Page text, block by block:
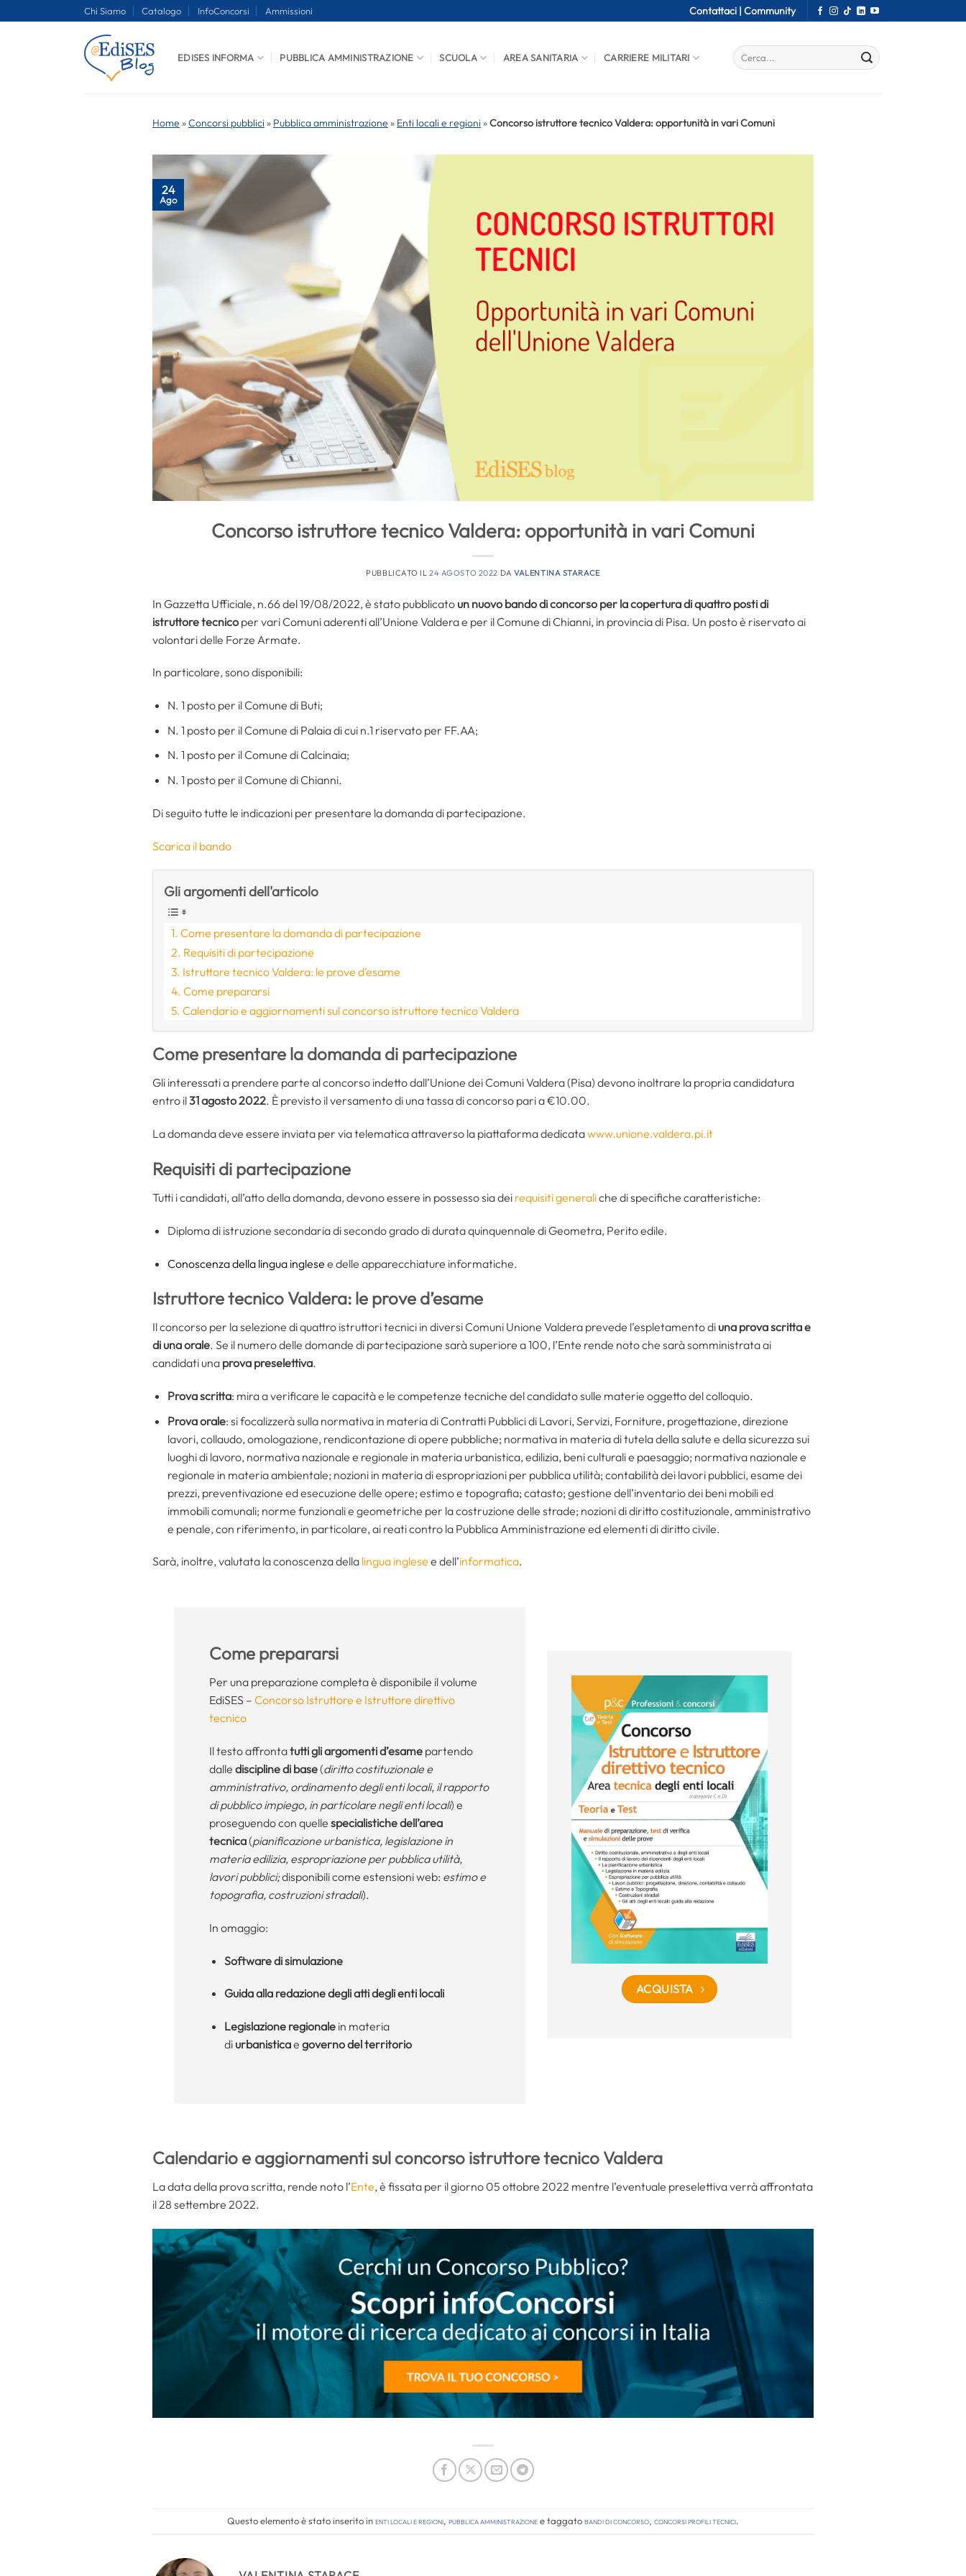
Chi Siamo Catalogo InfoConcorsi Ammissioni Contattaci | Community
EDISES INFORMA PUBBLICA AMMINISTRAZIONE SCUOLA AREA SANITARIA CARRIERE MILITARI
Home »Concorsi pubblici » Pubblica amministrazione » Enti locali e regioni »Concorso istruttore tecnico Valdera: opportunità in vari Comuni
24
Ago
Concorso istruttore tecnico Valdera: opportunità in vari Comuni
PUBBLICATO IL24 AGOSTO 2022 DAVALENTINA STARACE
In Gazzetta Ufficiale, n.66 del 19/08/2022, è stato pubblicato un nuovo bando di concorso per la copertura di quattro posti di
istruttore tecnico per vari Comuni aderenti all’Unione Valdera e per il Comune di Chianni, in provincia di Pisa. Un posto è riservato ai
volontari delle Forze Armate.
In particolare, sono disponibili:
N. 1 posto per il Comune di Buti;
N. 1 posto per il Comune di Palaia di cui n.1 riservato per FF.AA;
N. 1 posto per il Comune di Calcinaia;
N. 1 posto per il Comune di Chianni.
Di seguito tutte le indicazioni per presentare la domanda di partecipazione.
Scarica il bando
Gli argomenti dell'articolo
Come presentare la domanda di partecipazione
Requisiti di partecipazione
Istruttore tecnico Valdera: le prove d’esame
Come prepararsi
Calendario e aggiornamenti sul concorso istruttore tecnico Valdera
Come presentare la domanda di partecipazione
Gli interessati a prendere parte al concorso indetto dall’Unione dei Comuni Valdera (Pisa) devono inoltrare la propria candidatura
entro il31 agosto 2022. È previsto il versamento di una tassa di concorso pari a €10.00.
La domanda deve essere inviata per via telematica attraverso la piattaforma dedicatawww.unione.valdera.pi.it
Requisiti di partecipazione
Tutti i candidati, all’atto della domanda, devono essere in possesso sia dei requisiti generaliche di specifiche caratteristiche:
Diploma di istruzione secondaria di secondo grado di durata quinquennale di Geometra, Perito edile.
Conoscenza della lingua inglese e delle apparecchiature informatiche.
Istruttore tecnico Valdera: le prove d’esame
Il concorso per la selezione di quattro istruttori tecnici in diversi Comuni Unione Valdera prevede l’espletamento di una prova scritta e
di una orale. Se il numero delle domande di partecipazione sarà superiore a 100, l’Ente rende noto che sarà somministrata ai
candidati una prova preselettiva.
Prova scritta: mira a verificare le capacità e le competenze tecniche del candidato sulle materie oggetto del colloquio.
Prova orale: si focalizzerà sulla normativa in materia di Contratti Pubblici di Lavori, Servizi, Forniture, progettazione, direzione
lavori, collaudo, omologazione, rendicontazione di opere pubbliche; normativa in materia di tutela della salute e della sicurezza sui
luoghi di lavoro, normativa nazionale e regionale in materia urbanistica, edilizia, beni culturali e paesaggio; normativa nazionale e
regionale in materia ambientale; nozioni in materia di espropriazioni per pubblica utilità; contabilità dei lavori pubblici, esame dei
prezzi, preventivazione ed esecuzione delle opere; estimo e topografia; catasto; gestione dell’inventario dei beni mobili ed
immobili comunali; norme funzionali e geometriche per la costruzione delle strade; nozioni di diritto costituzionale, amministrativo
e penale, con riferimento, in particolare, ai reati contro la Pubblica Amministrazione ed elementi di diritto civile.
Sarà, inoltre, valutata la conoscenza della lingua inglese e dell’informatica.
Come prepararsi
Per una preparazione completa è disponibile il volume
EdiSES – Concorso Istruttore e Istruttore direttivo
tecnico
Il testo affrontatutti gli argomenti d’esamepartendo
dalle discipline di base(diritto costituzionale e
amministrativo, ordinamento degli enti locali, il rapporto
di pubblico impiego, in particolare negli enti locali) e
proseguendo con quelle specialistiche dell’area
tecnica(pianificazione urbanistica, legislazione in
materia edilizia, espropriazione per pubblica utilità,
lavori pubblici;disponibili come estensioni web: estimo e
topografia, costruzioni stradali).
In omaggio:
Software di simulazione
Guida alla redazione degli atti degli enti locali
Legislazione regionalein materia
di urbanisticae governo del territorio
ACQUISTA
Calendario e aggiornamenti sul concorso istruttore tecnico Valdera
La data della prova scritta, rende noto l’Ente, è fissata per il giorno 05 ottobre 2022 mentre l’eventuale preselettiva verrà affrontata
il 28 settembre 2022.
Questo elemento è stato inserito inEnti locali e regioni, Pubblica amministrazionee taggatobandi di concorso, concorsi profili tecnici.